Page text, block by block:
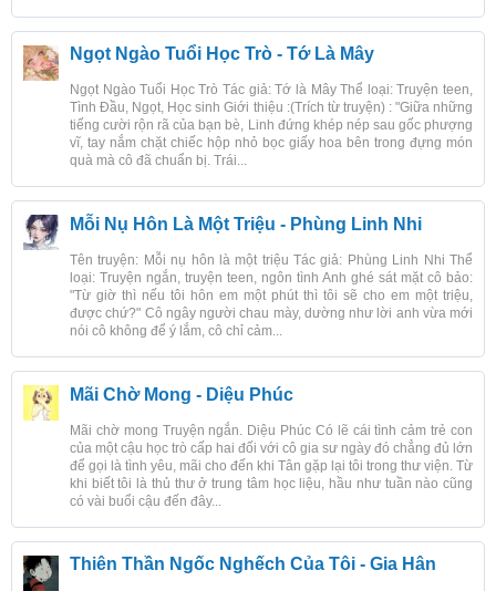
Ngọt Ngào Tuổi Học Trò - Tớ Là Mây
Ngọt Ngào Tuổi Học Trò Tác giả: Tớ là Mây Thể loại: Truyện teen,
Tình Đầu, Ngọt, Học sinh Giới thiệu :(Trích từ truyện) : "Giữa những
tiếng cười rộn rã của bạn bè, Linh đứng khép nép sau gốc phượng
vĩ, tay nắm chặt chiếc hộp nhỏ bọc giấy hoa bên trong đựng món
quà mà cô đã chuẩn bị. Trái...
Mỗi Nụ Hôn Là Một Triệu - Phùng Linh Nhi
Tên truyện: Mỗi nụ hôn là một triệu Tác giả: Phùng Linh Nhi Thể
loại: Truyện ngắn, truyện teen, ngôn tình Anh ghé sát mặt cô bảo:
"Từ giờ thì nếu tôi hôn em một phút thì tôi sẽ cho em một triệu,
được chứ?" Cô ngây người chau mày, dường như lời anh vừa mới
nói cô không để ý lắm, cô chỉ cảm...
Mãi Chờ Mong - Diệu Phúc
Mãi chờ mong Truyện ngắn. Diệu Phúc Có lẽ cái tình cảm trẻ con
của một cậu học trò cấp hai đối với cô gia sư ngày đó chẳng đủ lớn
để gọi là tình yêu, mãi cho đến khi Tân gặp lại tôi trong thư viện. Từ
khi biết tôi là thủ thư ở trung tâm học liệu, hầu như tuần nào cũng
có vài buổi cậu đến đây...
Thiên Thần Ngốc Nghếch Của Tôi - Gia Hân